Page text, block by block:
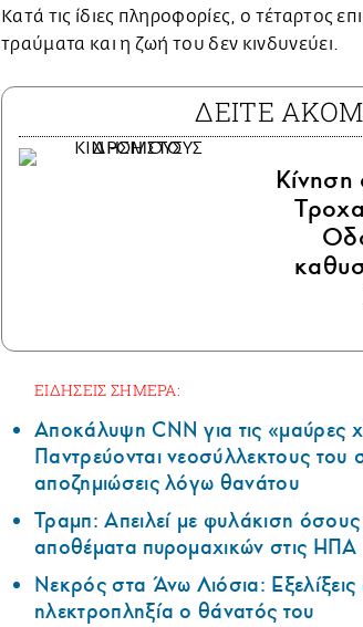
Κατά τις ίδιες πληροφορίες, ο τέταρτος
τραύματα και η ζωή του δεν κινδυνεύει.
ΔΕΙΤΕ
ΕΙΔΗΣΕΙΣ ΣΗΜΕΡΑ:
Αποκάλυψη CNN για τις «μαύρες
Παντρεύονται νεοσύλλεκτους του
αποζημιώσεις λόγω θανάτου
Τραμπ: Απειλεί με φυλάκιση όσους
αποθέματα πυρομαχικών στις ΗΠΑ
Νεκρός στα Άνω Λιόσια:
ηλεκτροπληξία ο θάνατός του